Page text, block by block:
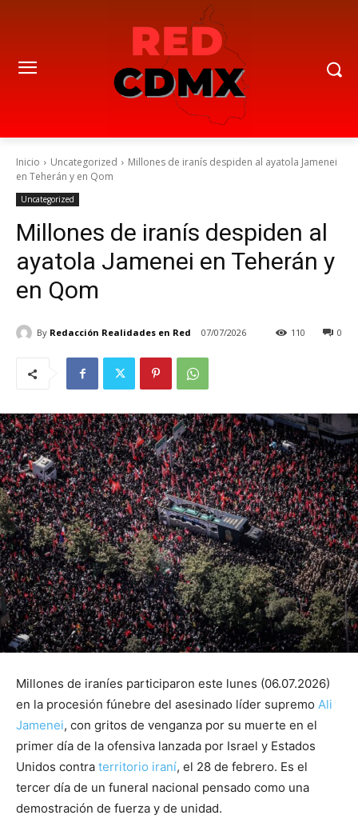
Inicio Uncategorized
Millones de iranís despiden al ayatola Jamenei
en Teherán y en Qom
Uncategorized
Millones de iranís despiden al
ayatola Jamenei en Teherán y
en Qom
By Redacción Realidades en Red 07/07/2026 0
110
Millones de iraníes participaron este lunes (06.07.2026)
en la procesión fúnebre del asesinado líder supremo Ali
Jamenei, con gritos de venganza por su muerte en el
primer día de la ofensiva lanzada por Israel y Estados
Unidos contra territorio iraní, el 28 de febrero. Es el
tercer día de un funeral nacional pensado como una
demostración de fuerza y de unidad.